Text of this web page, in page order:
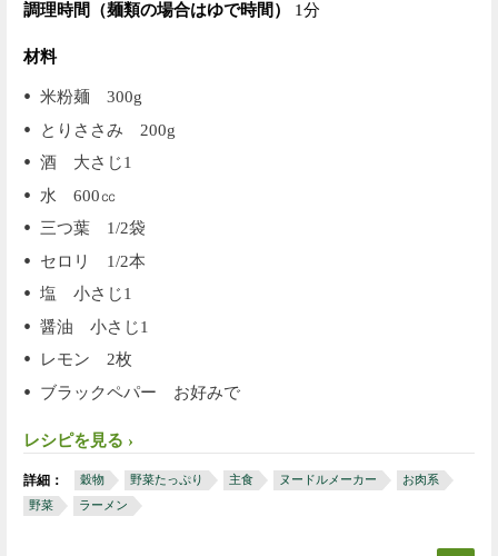
調理時間（麺類の場合はゆで時間）
1分
材料
米粉麺 300g
とりささみ 200g
酒 大さじ1
水 600㏄
三つ葉 1/2袋
セロリ 1/2本
塩 小さじ1
醤油 小さじ1
レモン 2枚
ブラックペパー お好みで
レシピを見る
詳細： 穀物 野菜たっぷり 主食 ヌードルメーカー
お肉系
野菜
ラーメン